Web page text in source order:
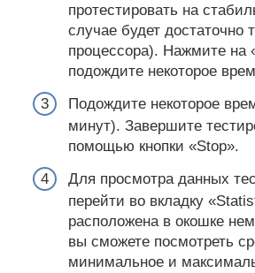
протестировать на
случае будет достаточно
процессора). Нажмите на
подождите некоторое
Подождите некоторое
минут). Завершите
помощью кнопки «Stop».
Для просмотра данных
перейти во вкладку
расположена в окошке
вы сможете посмотреть
минимальное и